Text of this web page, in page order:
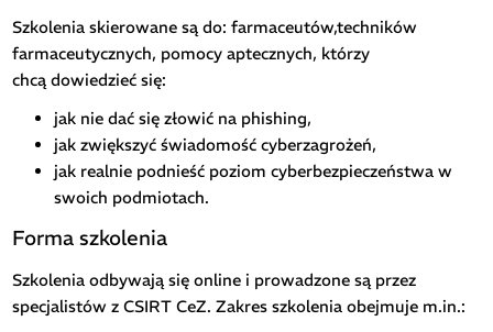
Szkolenia skierowane są do: farmaceutów,techników
farmaceutycznych, pomocy aptecznych, którzy
chcą dowiedzieć się:
jak nie dać się złowić na phishing,
jak zwiększyć świadomość cyberzagrożeń,
jak realnie podnieść poziom cyberbezpieczeństwa w
swoich podmiotach.
Forma szkolenia
Szkolenia odbywają się online i prowadzone są przez
specjalistów z CSIRT CeZ. Zakres szkolenia obejmuje m.in.: